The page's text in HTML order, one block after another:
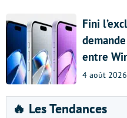
Fini
entre
4 août
🔥 Les Tendances